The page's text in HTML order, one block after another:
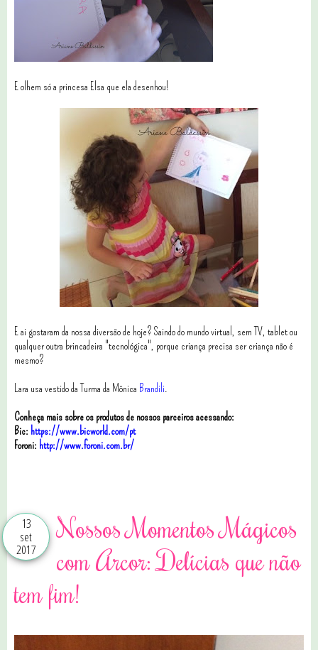
E olhem só a princesa Elsa que ela desenhou!
E ai gostaram da nossa diversão de hoje? Saindo do mundo virtual, sem TV, tablet ou
qualquer outra brincadeira "tecnológica", porque criança precisa ser criança não é
mesmo?
Lara usa vestido da Turma da Mônica Brandili.
Conheça mais sobre os produtos de nossos parceiros acessando:
Bic: https://www.bicworld.com/pt
Foroni: http://www.foroni.com.br/
13
set
2017
Nossos Momentos Mágicos
com Arcor: Delícias que não
tem fim!